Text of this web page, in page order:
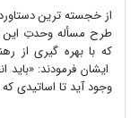
از خجسته ترین
طرح مسأله وحدتِ این دو
ایشان فرمودند: «باید
وجود آید تا اساتیدی که